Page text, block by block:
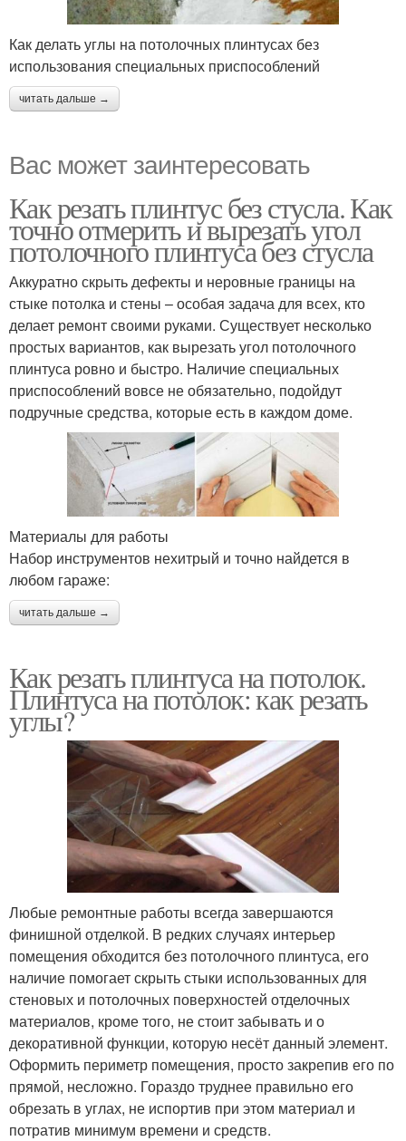
Как делать углы на потолочных плинтусах без
использования специальных приспособлений
читать дальше →
Вас может заинтересовать
Как резать плинтус без стусла. Как
точно отмерить и вырезать угол
потолочного плинтуса без стусла
Аккуратно скрыть дефекты и неровные границы на
стыке потолка и стены – особая задача для всех, кто
делает ремонт своими руками. Существует несколько
простых вариантов, как вырезать угол потолочного
плинтуса ровно и быстро. Наличие специальных
приспособлений вовсе не обязательно, подойдут
подручные средства, которые есть в каждом доме.
Материалы для работы
Набор инструментов нехитрый и точно найдется в
любом гараже:
читать дальше →
Как резать плинтуса на потолок.
Плинтуса на потолок: как резать
углы?
Любые ремонтные работы всегда завершаются
финишной отделкой. В редких случаях интерьер
помещения обходится без потолочного плинтуса, его
наличие помогает скрыть стыки использованных для
стеновых и потолочных поверхностей отделочных
материалов, кроме того, не стоит забывать и о
декоративной функции, которую несёт данный элемент.
Оформить периметр помещения, просто закрепив его по
прямой, несложно. Гораздо труднее правильно его
обрезать в углах, не испортив при этом материал и
потратив минимум времени и средств.